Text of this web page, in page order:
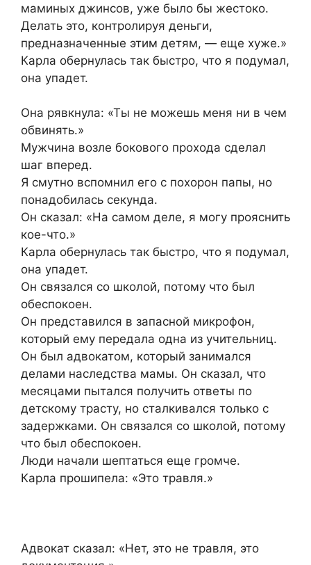
маминых джинсов, уже было бы жестоко.
Делать это, контролируя деньги,
предназначенные этим детям, — еще хуже.»
Карла обернулась так быстро, что я подумал,
она упадет.
Она рявкнула: «Ты не можешь меня ни в чем
обвинять.»
Мужчина возле бокового прохода сделал
шаг вперед.
Я смутно вспомнил его с похорон папы, но
понадобилась секунда.
Он сказал: «На самом деле, я могу прояснить
кое-что.»
Карла обернулась так быстро, что я подумал,
она упадет.
Он связался со школой, потому что был
обеспокоен.
Он представился в запасной микрофон,
который ему передала одна из учительниц.
Он был адвокатом, который занимался
делами наследства мамы. Он сказал, что
месяцами пытался получить ответы по
детскому трасту, но сталкивался только с
задержками. Он связался со школой, потому
что был обеспокоен.
Люди начали шептаться еще громче.
Карла прошипела: «Это травля.»
Адвокат сказал: «Нет, это не травля, это